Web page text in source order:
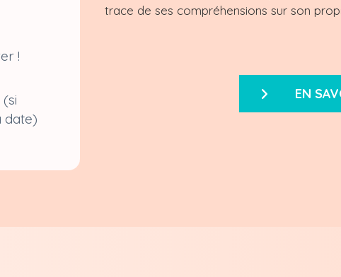
!
date)
trace de ses compréhensions sur son
EN